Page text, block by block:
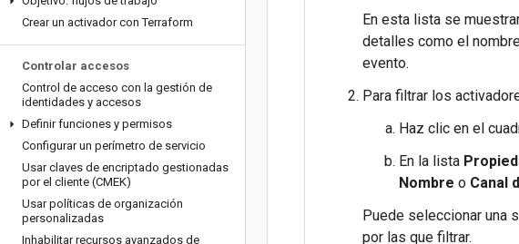
Crear un activador con Terraform
Controlar accesos
Control de acceso con la gestión de
identidades y accesos
Definir funciones y permisos
Configurar un perímetro de servicio
Usar claves de encriptado gestionadas
por el cliente (CMEK)
Usar políticas de organización
personalizadas
Inhabilitar recursos avanzados de
En esta lista se
detalles como el
evento.
Para filtrar los
Haz clic en el
En la lista
Nombre o Canal
Puede seleccionar una
por las que filtrar.